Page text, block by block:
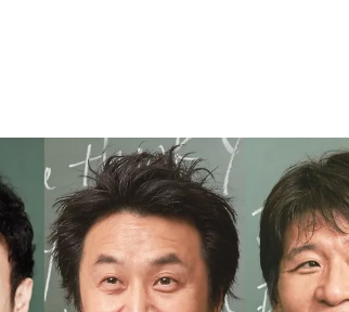
中国
九州